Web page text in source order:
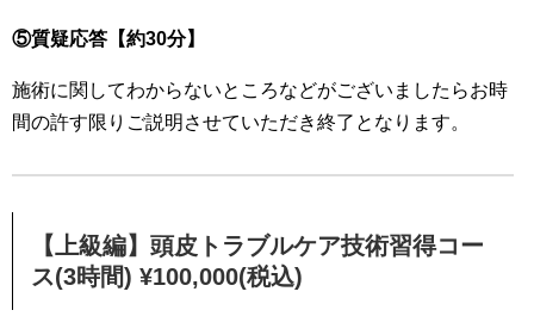
⑤質疑応答【約30分】
施術に関してわからないところなどがございましたらお時
間の許す限りご説明させていただき終了となります。
【上級編】頭皮トラブルケア技術習得コー
ス(3時間) ¥100,000(税込)